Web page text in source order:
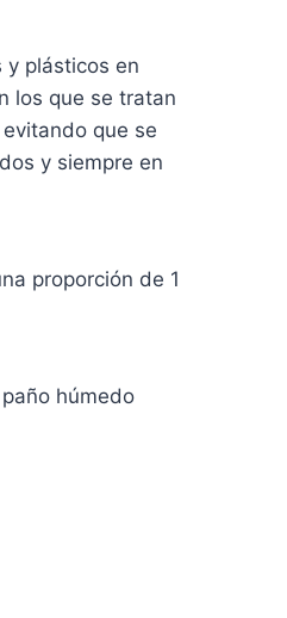
y plásticos en
los que se tratan
que se
y siempre en
proporción de 1
húmedo